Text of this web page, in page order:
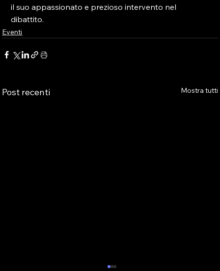
il suo appassionato e prezioso intervento nel
dibattito.
Eventi
Post recenti Mostra tutti